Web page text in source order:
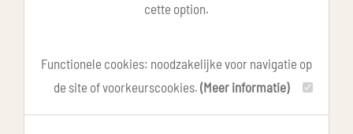
cette option.
Functionele cookies: noodzakelijke voor navigatie op
de site of voorkeurscookies. (Meer informatie)